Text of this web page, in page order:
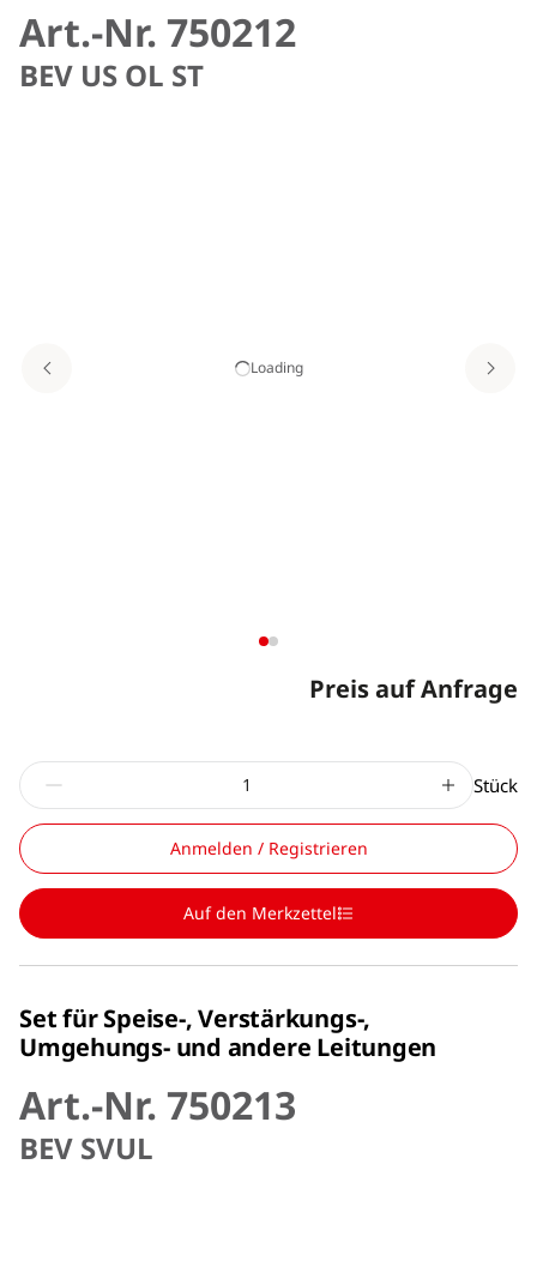
Art.-Nr. 750212
BEV US OL ST
Loading
Preis auf Anfrage
Stück
Anmelden / Registrieren
Auf den Merkzettel
Set für Speise-, Verstärkungs-,
Umgehungs- und andere Leitungen
Art.-Nr. 750213
BEV SVUL